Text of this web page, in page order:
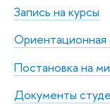
Запись на курсы
Ориентационная
Постановка на
Документы